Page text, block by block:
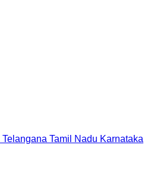
Telangana Tamil Nadu Karnataka